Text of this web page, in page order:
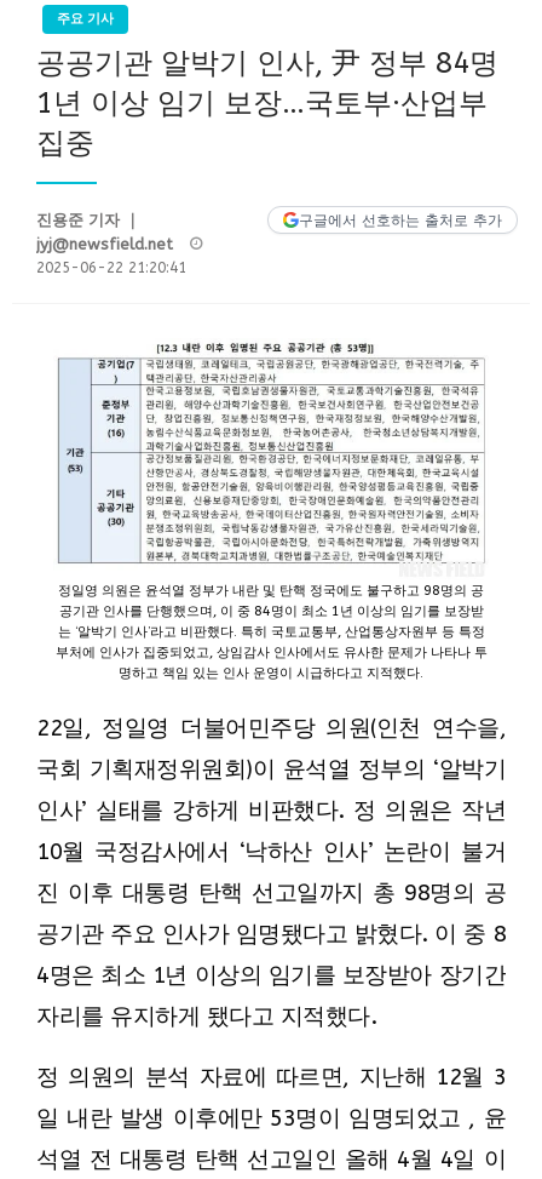
주요 기사
공공기관 알박기 인사, 尹 정부 84명
1년 이상 임기 보장…국토부·산업부
집중
구글에서 선호하는 출처로 추가
진용준 기자 ｜
jyj@newsfield.net
2025-06-22 21:20:41
정일영 의원은 윤석열 정부가 내란 및 탄핵 정국에도 불구하고 98명의 공
공기관 인사를 단행했으며, 이 중 84명이 최소 1년 이상의 임기를 보장받
는 ‘알박기 인사’라고 비판했다. 특히 국토교통부, 산업통상자원부 등 특정
부처에 인사가 집중되었고, 상임감사 인사에서도 유사한 문제가 나타나 투
명하고 책임 있는 인사 운영이 시급하다고 지적했다.
22일, 정일영 더불어민주당 의원(인천 연수을,
국회 기획재정위원회)이 윤석열 정부의 ‘알박기
인사’ 실태를 강하게 비판했다. 정 의원은 작년
10월 국정감사에서 ‘낙하산 인사’ 논란이 불거
진 이후 대통령 탄핵 선고일까지 총 98명의 공
공기관 주요 인사가 임명됐다고 밝혔다. 이 중 8
4명은 최소 1년 이상의 임기를 보장받아 장기간
자리를 유지하게 됐다고 지적했다.
정 의원의 분석 자료에 따르면, 지난해 12월 3
일 내란 발생 이후에만 53명이 임명되었고 , 윤
석열 전 대통령 탄핵 선고일인 올해 4월 4일 이